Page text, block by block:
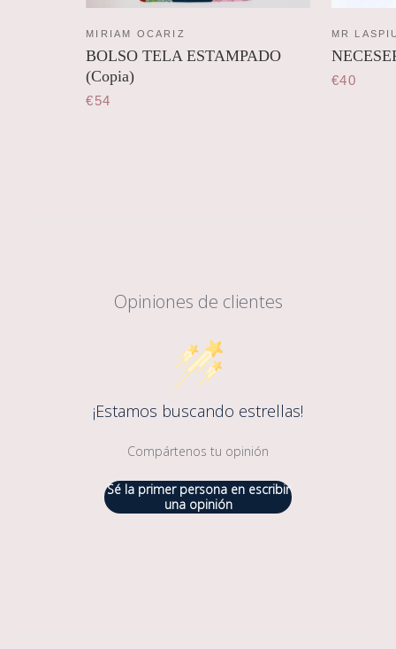
MIRIAM OCARIZ
BOLSO TELA ESTAMPADO
(Copia)
€54
MR
€40
Opiniones de clientes
¡Estamos buscando estrellas!
Compártenos tu opinión
Sé la primer persona en escribir
una opinión